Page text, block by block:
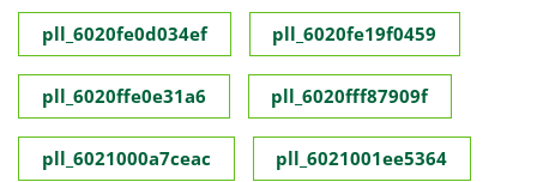
pll_6020fe0d034ef pll_6020fe19f0459
pll_6020ffe0e31a6 pll_6020fff87909f
pll_6021000a7ceac pll_6021001ee5364